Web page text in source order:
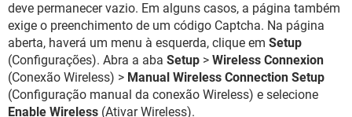
deve permanecer vazio. Em alguns casos, a página também
exige o preenchimento de um código Captcha. Na página
aberta, haverá um menu à esquerda, clique em Setup
(Configurações). Abra a aba Setup > Wireless Connexion
(Conexão Wireless) > Manual Wireless Connection Setup
(Configuração manual da conexão Wireless) e selecione
Enable Wireless (Ativar Wireless).